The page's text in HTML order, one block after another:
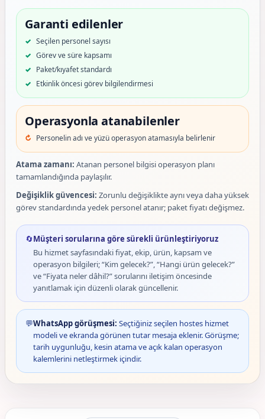
Garanti edilenler
Seçilen personel sayısı
Görev ve süre kapsamı
Paket/kıyafet standardı
Etkinlik öncesi görev bilgilendirmesi
Operasyonla atanabilenler
Personelin adı ve yüzü operasyon atamasıyla belirlenir
Atama zamanı: Atanan personel bilgisi operasyon planı
tamamlandığında paylaşılır.
Değişiklik güvencesi: Zorunlu değişiklikte aynı veya daha yüksek
görev standardında yedek personel atanır; paket fiyatı değişmez.
🔄Müşteri sorularına göre sürekli ürünleştiriyoruz
Bu hizmet sayfasındaki fiyat, ekip, ürün, kapsam ve
operasyon bilgileri; “Kim gelecek?”, “Hangi ürün gelecek?”
ve “Fiyata neler dâhil?” sorularını iletişim öncesinde
yanıtlamak için düzenli olarak güncellenir.
💬WhatsApp görüşmesi: Seçtiğiniz seçilen hostes hizmet
modeli ve ekranda görünen tutar mesaja eklenir. Görüşme;
tarih uygunluğu, kesin atama ve açık kalan operasyon
kalemlerini netleştirmek içindir.